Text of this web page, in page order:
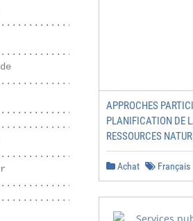
33
44
47
49
53
APPROCHES
PLANIFICATION DE
RESSOURCES
Achat Français